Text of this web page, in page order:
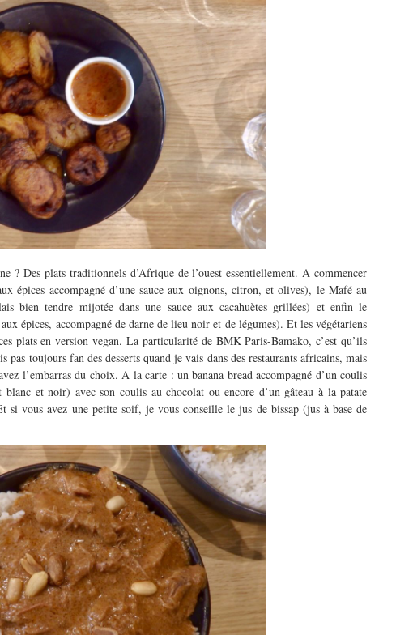
? Des plats traditionnels d’Afrique de l’ouest essentiellement. A commencer
épices accompagné d’une sauce aux oignons, citron, et olives), le Mafé au
bien tendre mijotée dans une sauce aux cacahuètes grillées) et enfin le
épices, accompagné de darne de lieu noir et de légumes). Et les végétariens
plats en version vegan. La particularité de BMK Paris-Bamako, c’est qu’ils
pas toujours fan des desserts quand je vais dans des restaurants africains, mais
l’embarras du choix. A la carte : un banana bread accompagné d’un coulis
et noir) avec son coulis au chocolat ou encore d’un gâteau à la patate
si vous avez une petite soif, je vous conseille le jus de bissap (jus à base de